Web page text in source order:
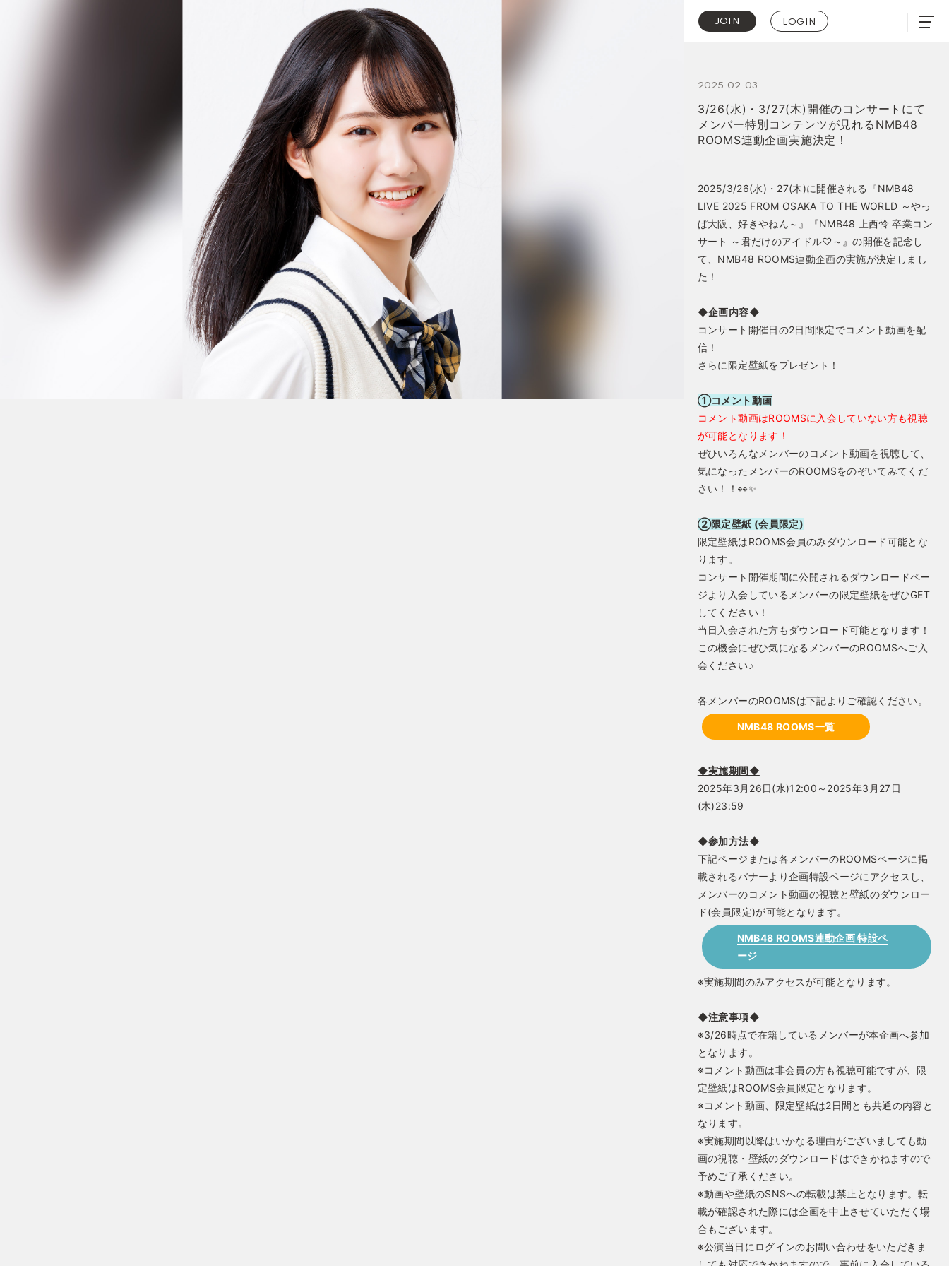
JOIN LOGIN
2025.02.03
3/26(水)・3/27(木)開催のコンサートにて
メンバー特別コンテンツが見れるNMB48
ROOMS連動企画実施決定！
2025/3/26(水)・27(木)に開催される『NMB48
LIVE 2025 FROM OSAKA TO THE WORLD ～やっ
ぱ大阪、好きやねん～』『NMB48 上西怜 卒業コン
サート ～君だけのアイドル♡～』の開催を記念し
て、NMB48 ROOMS連動企画の実施が決定しまし
た！
◆企画内容◆
コンサート開催日の2日間限定でコメント動画を配
信！
さらに限定壁紙をプレゼント！
①コメント動画
コメント動画はROOMSに入会していない方も視聴
が可能となります！
ぜひいろんなメンバーのコメント動画を視聴して、
気になったメンバーのROOMSをのぞいてみてくだ
さい！！👀✨
②限定壁紙 (会員限定)
限定壁紙はROOMS会員のみダウンロード可能とな
ります。
コンサート開催期間に公開されるダウンロードペー
ジより入会しているメンバーの限定壁紙をぜひGET
してください！
当日入会された方もダウンロード可能となります！
この機会にぜひ気になるメンバーのROOMSへご入
会ください♪
各メンバーのROOMSは下記よりご確認ください。
NMB48 ROOMS一覧
◆実施期間◆
2025年3月26日(水)12:00～2025年3月27日
(木)23:59
◆参加方法◆
下記ページまたは各メンバーのROOMSページに掲
載されるバナーより企画特設ページにアクセスし、
メンバーのコメント動画の視聴と壁紙のダウンロー
ド(会員限定)が可能となります。
NMB48 ROOMS連動企画 特設ペ
ージ
※実施期間のみアクセスが可能となります。
◆注意事項◆
※3/26時点で在籍しているメンバーが本企画へ参加
となります。
※コメント動画は非会員の方も視聴可能ですが、限
定壁紙はROOMS会員限定となります。
※コメント動画、限定壁紙は2日間とも共通の内容と
なります。
※実施期間以降はいかなる理由がございましても動
画の視聴・壁紙のダウンロードはできかねますので
予めご了承ください。
※動画や壁紙のSNSへの転載は禁止となります。転
載が確認された際には企画を中止させていただく場
合もございます。
※公演当日にログインのお問い合わせをいただきま